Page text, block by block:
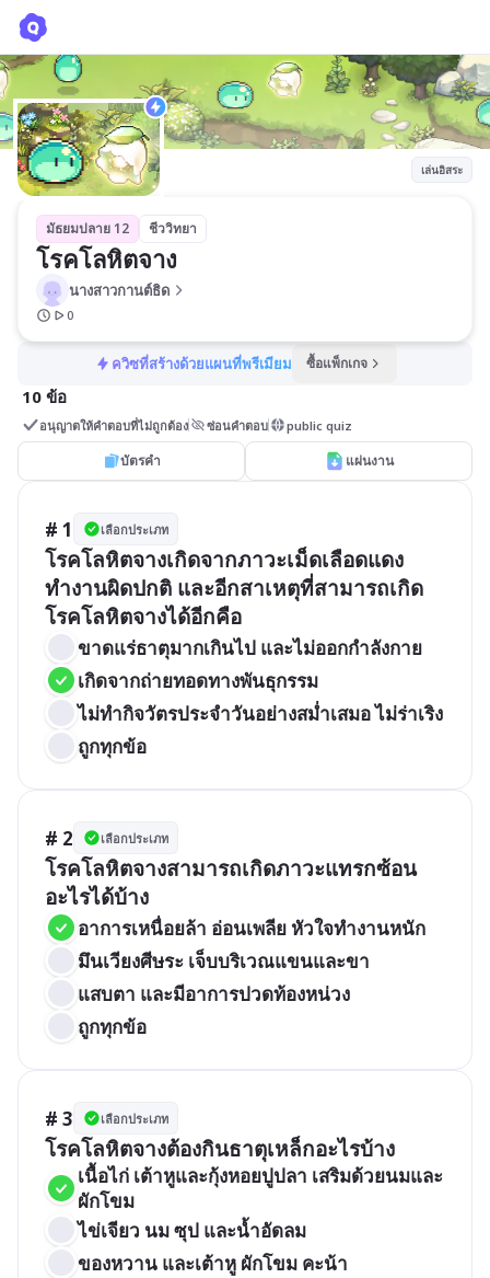
เล่นอิสระ
มัธยมปลาย 12 ชีววิทยา
โรคโลหิตจาง
นางสาวกานต์ธิด
0
ควิซที่สร้างด้วยแผนที่พรีเมียม ซื้อแพ็กเกจ
10 ข้อ
อนุญาตให้คำตอบที่ไม่ถูกต้อง ซ่อนคำตอบ public quiz
บัตรคำ แผ่นงาน
# 1 เลือกประเภท
โรคโลหิตจางเกิดจากภาวะเม็ดเลือดแดง
ทำงานผิดปกติ และอีกสาเหตุที่สามารถเกิด
โรคโลหิตจางได้อีกคือ
ขาดแร่ธาตุมากเกินไป และไม่ออกกำลังกาย
เกิดจากถ่ายทอดทางพันธุกรรม
ไม่ทำกิจวัตรประจำวันอย่างสม่ำเสมอ ไม่ร่าเริง
ถูกทุกข้อ
# 2 เลือกประเภท
โรคโลหิตจางสามารถเกิดภาวะแทรกซ้อน
อะไรได้บ้าง
อาการเหนื่อยล้า อ่อนเพลีย หัวใจทำงานหนัก
มึนเวียงศีษระ เจ็บบริเวณแขนและขา
แสบตา และมีอาการปวดท้องหน่วง
ถูกทุกข้อ
# 3 เลือกประเภท
โรคโลหิตจางต้องกินธาตุเหล็กอะไรบ้าง
เนื้อไก่ เต้าหูและกุ้งหอยปูปลา เสริมด้วยนมและ
ผักโขม
ไข่เจียว นม ซุป และน้ำอัดลม
ของหวาน และเต้าหู ผักโขม คะน้า